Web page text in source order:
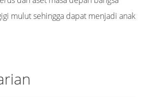
mulut sehingga dapat menjadi anak